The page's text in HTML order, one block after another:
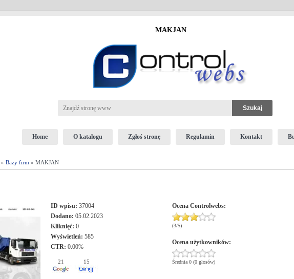
MAKJAN
Home O katalogu Zgłoś stronę Regulamin Kontakt
» Bazy firm » MAKJAN
ID wpisu: 37004
Dodano: 05.02.2023
Kliknięć: 0
Wyświetleń: 585
CTR: 0.00%
21 15
Ocena Controlwebs:
(3/5)
Ocena użytkowników:
Średnia 0 (0 głosów)